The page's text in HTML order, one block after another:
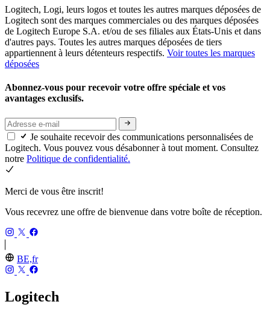
Logitech, Logi, leurs logos et toutes les autres marques déposées de
Logitech sont des marques commerciales ou des marques déposées
de Logitech Europe S.A. et/ou de ses filiales aux États-Unis et dans
d'autres pays. Toutes les autres marques déposées de tiers
appartiennent à leurs détenteurs respectifs. Voir toutes les marques
déposées
Abonnez-vous pour recevoir votre offre spéciale et vos
avantages exclusifs.
Je souhaite recevoir des communications personnalisées de
Logitech. Vous pouvez vous désabonner à tout moment. Consultez
notre Politique de confidentialité.
Merci de vous être inscrit!
Vous recevrez une offre de bienvenue dans votre boîte de réception.
BE,fr
Logitech